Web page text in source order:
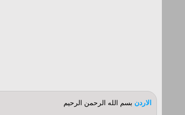
الاردن بسم الله الرحمن الرحيم